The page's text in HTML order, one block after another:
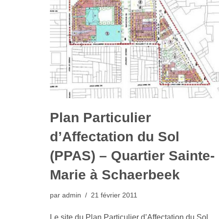
Plan Particulier
d’Affectation du Sol
(PPAS) – Quartier Sainte-
Marie à Schaerbeek
par admin 21 février 2011